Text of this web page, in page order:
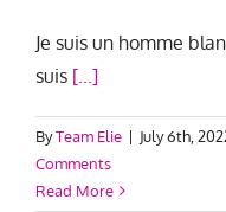
Je suis un homme
suis [...]
ByTeam Elie | July 6th,
Comments
Read More